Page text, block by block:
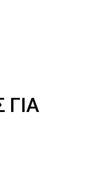
ΓΙΑ